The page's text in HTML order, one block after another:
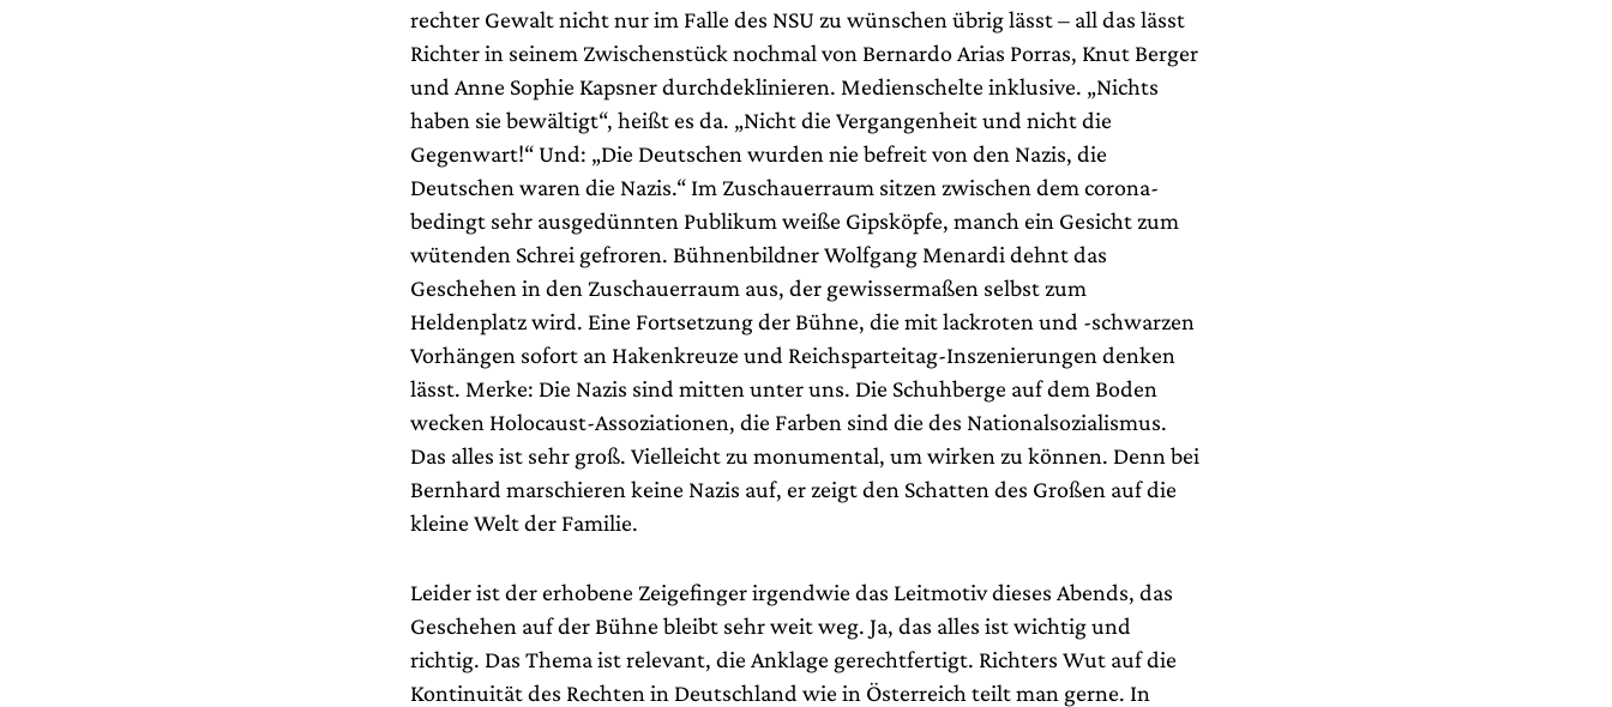
rechter Gewalt nicht nur im Falle des NSU zu wünschen übrig lässt – all das lässt
Richter in seinem Zwischenstück nochmal von Bernardo Arias Porras, Knut Berger
und Anne Sophie Kapsner durchdeklinieren. Medienschelte inklusive. „Nichts
haben sie bewältigt“, heißt es da. „Nicht die Vergangenheit und nicht die
Gegenwart!“ Und: „Die Deutschen wurden nie befreit von den Nazis, die
Deutschen waren die Nazis.“ Im Zuschauerraum sitzen zwischen dem corona-
bedingt sehr ausgedünnten Publikum weiße Gipsköpfe, manch ein Gesicht zum
wütenden Schrei gefroren. Bühnenbildner Wolfgang Menardi dehnt das
Geschehen in den Zuschauerraum aus, der gewissermaßen selbst zum
Heldenplatz wird. Eine Fortsetzung der Bühne, die mit lackroten und -schwarzen
Vorhängen sofort an Hakenkreuze und Reichsparteitag-Inszenierungen denken
lässt. Merke: Die Nazis sind mitten unter uns. Die Schuhberge auf dem Boden
wecken Holocaust-Assoziationen, die Farben sind die des Nationalsozialismus.
Das alles ist sehr groß. Vielleicht zu monumental, um wirken zu können. Denn bei
Bernhard marschieren keine Nazis auf, er zeigt den Schatten des Großen auf die
kleine Welt der Familie.
Leider ist der erhobene Zeigefinger irgendwie das Leitmotiv dieses Abends, das
Geschehen auf der Bühne bleibt sehr weit weg. Ja, das alles ist wichtig und
richtig. Das Thema ist relevant, die Anklage gerechtfertigt. Richters Wut auf die
Kontinuität des Rechten in Deutschland wie in Österreich teilt man gerne. In